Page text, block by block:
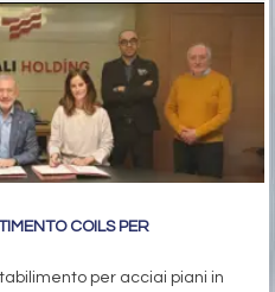
COILS PER
per acciai piani in